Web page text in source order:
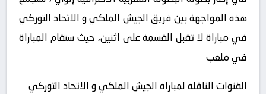
هذه المواجهة بين فريق الجيش الملكي و الاتحاد التوركي
في مباراة لا تقبل القسمة على اثنين، حيث ستقام المباراة
في ملعب
القنوات الناقلة لمباراة الجيش الملكي و الاتحاد التوركي